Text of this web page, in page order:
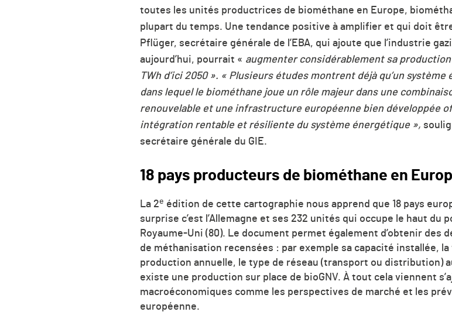
toutes les unités productrices de biométhane en Europe,
plupart du temps. Une tendance positive à amplifier et qui doit
Pflüger, secrétaire générale de l’EBA, qui ajoute que l’industrie
aujourd’hui, pourrait « augmenter considérablement sa production
TWh d’ici 2050 ». « Plusieurs études montrent déjà qu’un
dans lequel le biométhane joue un rôle majeur dans une
renouvelable et une infrastructure européenne bien développée
intégration rentable et résiliente du système énergétique »,
secrétaire générale du GIE.
18 pays producteurs de biométhane en
La 2e édition de cette cartographie nous apprend que 18 pays
surprise c’est l’Allemagne et ses 232 unités qui occupe le haut du
Royaume-Uni (80). Le document permet également d’obtenir des
de méthanisation recensées : par exemple sa capacité installée,
production annuelle, le type de réseau (transport ou distribution)
existe une production sur place de bioGNV. À tout cela viennent
macroéconomiques comme les perspectives de marché et les
européenne.